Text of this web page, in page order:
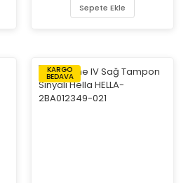
Sepete Ekle
KARGO
BEDAVA